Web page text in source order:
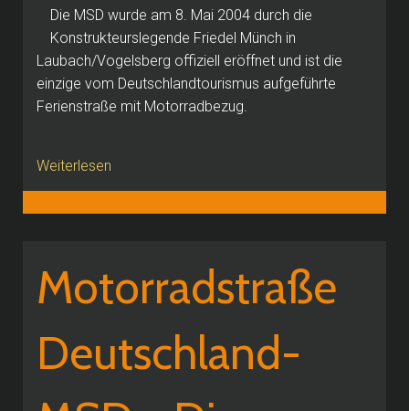
Die MSD wurde am 8. Mai 2004 durch die
Konstrukteurslegende Friedel Münch in
Laubach/Vogelsberg offiziell eröffnet und ist die
einzige vom Deutschlandtourismus aufgeführte
Ferienstraße mit Motorradbezug.
Weiterlesen
Motorradstraße
Deutschland-